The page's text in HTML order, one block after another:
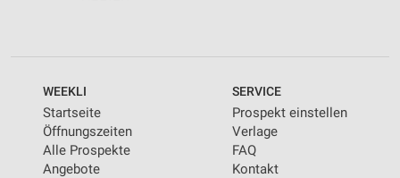
WEEKLI
Startseite
Öffnungszeiten
Alle Prospekte
Angebote
SERVICE
Prospekt einstellen
Verlage
FAQ
Kontakt